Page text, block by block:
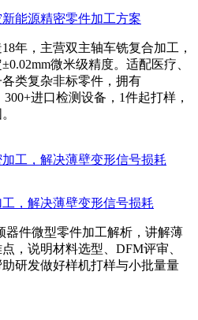
能源精密零件加工方案
年，主营双主轴车铣复合加工，
微米级精度。适配医疗、
类复杂非标零件，拥有
进口检测设备，1件起打样，
，解决薄壁变形信号损耗
器件微型零件加工解析，讲解薄
，说明材料选型、DFM评审、
研发做好样机打样与小批量量